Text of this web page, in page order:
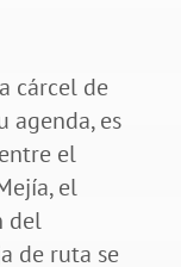
cárcel de
agenda, es
el
el
del
de ruta se